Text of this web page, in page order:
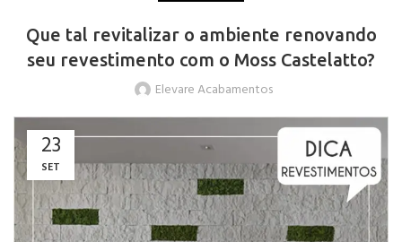
Que tal revitalizar o ambiente renovando
seu revestimento com o Moss Castelatto?
Elevare Acabamentos
23
SET